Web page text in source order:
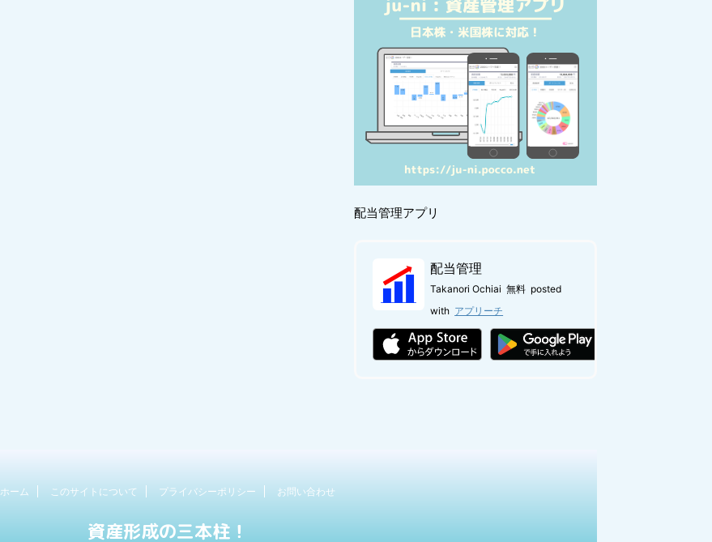
配当管理アプリ
配当管理
Takanori Ochiai 無料 posted
with アプリーチ
ホーム このサイトについて プライバシーポリシー お問い合わせ
資産形成の三本柱！